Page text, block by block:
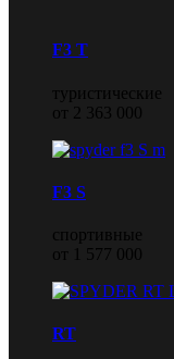
F3 T
туристические
от 2 363 000
F3 S
спортивные
от 1 577 000
RT